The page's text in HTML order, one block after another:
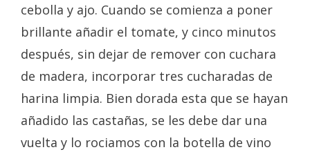
cebolla y ajo. Cuando se comienza a poner
brillante añadir el tomate, y cinco minutos
después, sin dejar de remover con cuchara
de madera, incorporar tres cucharadas de
harina limpia. Bien dorada esta que se hayan
añadido las castañas, se les debe dar una
vuelta y lo rociamos con la botella de vino